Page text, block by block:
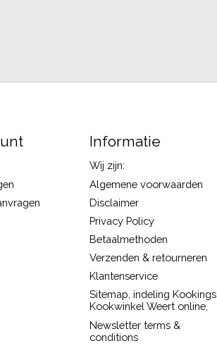
Informatie
Wij zijn:
Algemene voorwaarden
Disclaimer
Privacy Policy
Betaalmethoden
Verzenden & retourneren
Klantenservice
Sitemap, indeling Kookings
Kookwinkel Weert online,
Newsletter terms &
conditions